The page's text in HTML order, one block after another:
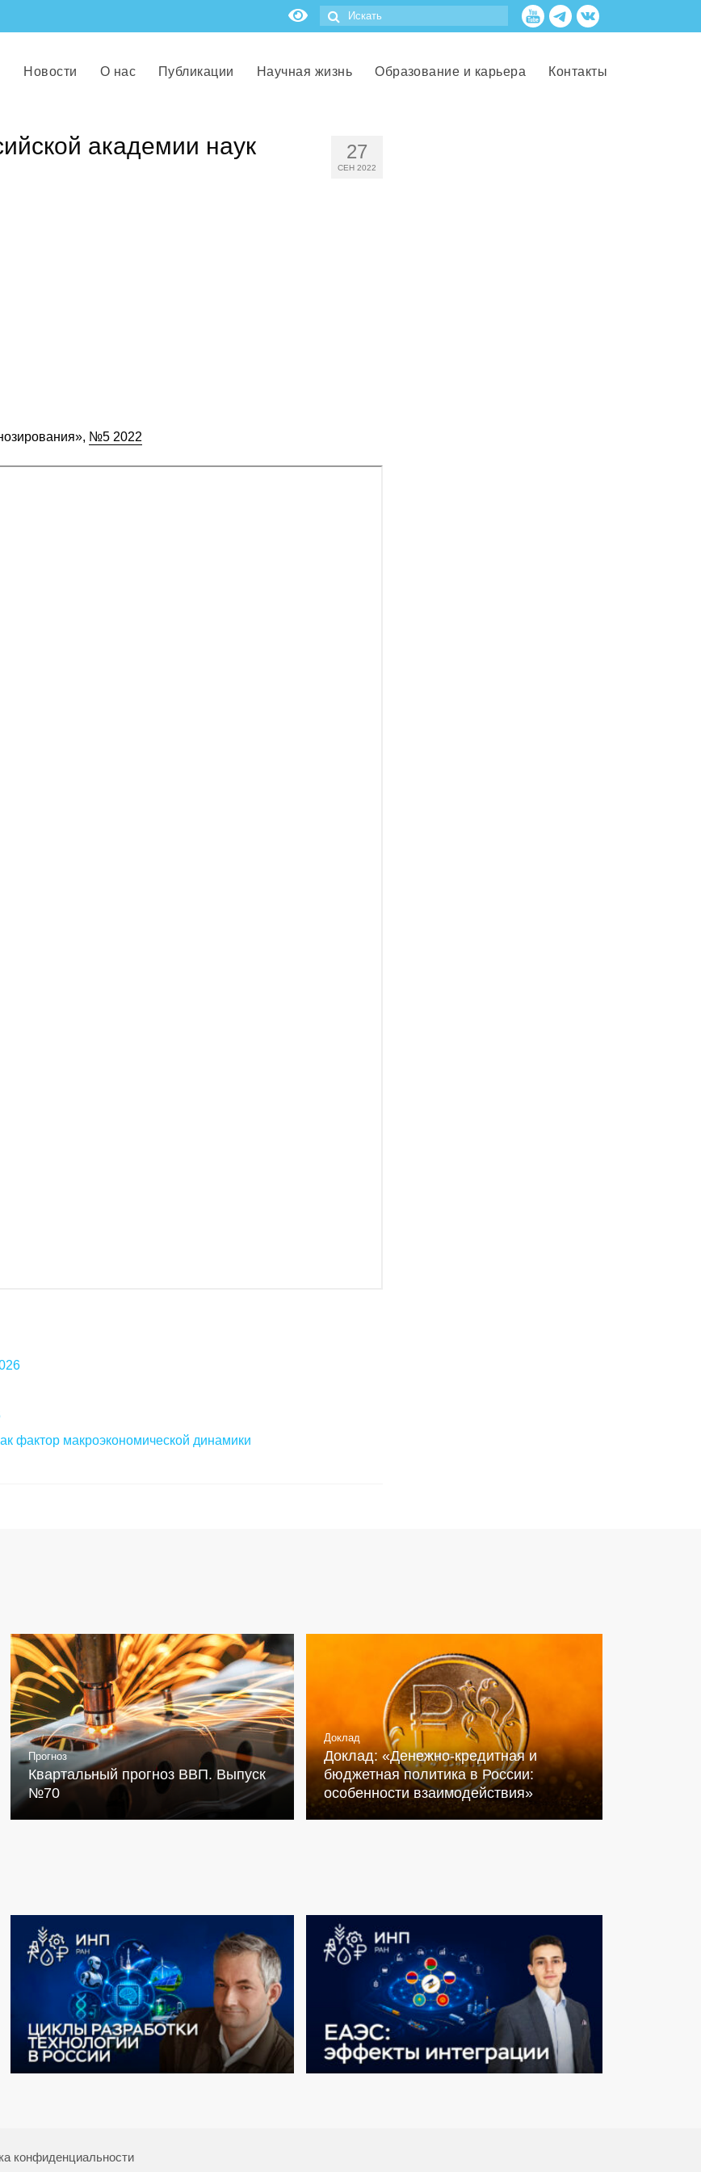
Новости О нас Публикации Научная жизнь Образование и карьера Контакты
27
СЕН 2022
академии наук
№5 2022
фактор макроэкономической динамики
Прогноз
Квартальный прогноз ВВП. Выпуск
№70
Доклад
Доклад: «Денежно-кредитная и
бюджетная политика в России:
особенности взаимодействия»
конфиденциальности